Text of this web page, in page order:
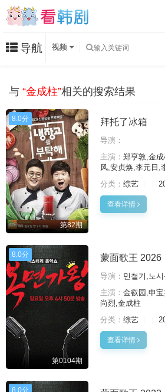
导航 视频
与 “金成柱”相关的搜索结果
8.0分
第82期
拜托了冰箱
导演：
主演： 郑亨敦,金
风,安贞焕,李元日,
分类： 综艺
查看详情
8.0分
第0104期
蒙面歌王 2026
导演： 민철기,노시
主演： 金叡园,申
尚烈,金成柱
分类： 综艺
查看详情
8.0分